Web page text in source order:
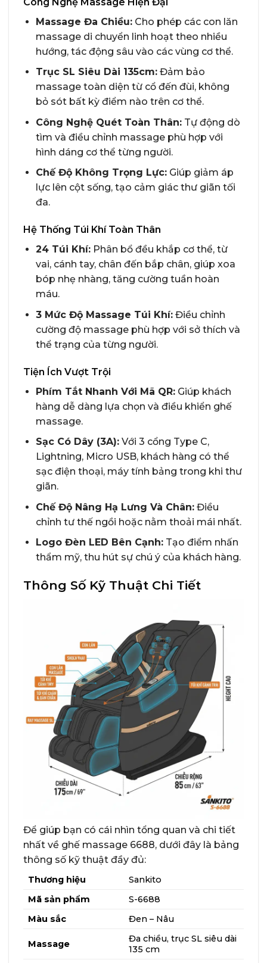
Massage Đa Chiều:Cho phép các con lăn
massage di chuyển linh hoạt theo nhiều
hướng, tác động sâu vào các vùng cơ thể.
Trục SL Siêu Dài 135cm:Đảm bảo
massage toàn diện từ cổ đến đùi, không
bỏ sót bất kỳ điểm nào trên cơ thể.
Công Nghệ Quét Toàn Thân:Tự động dò
tìm và điều chỉnh massage phù hợp với
hình dáng cơ thể từng người.
Chế Độ Không Trọng Lực:Giúp giảm áp
lực lên cột sống, tạo cảm giác thư giãn tối
đa.
Hệ Thống Túi Khí Toàn Thân
24 Túi Khí:Phân bổ đều khắp cơ thể, từ
vai, cánh tay, chân đến bắp chân, giúp xoa
bóp nhẹ nhàng, tăng cường tuần hoàn
máu.
3 Mức Độ Massage Túi Khí:Điều chỉnh
cường độ massage phù hợp với sở thích và
thể trạng của từng người.
Tiện Ích Vượt Trội
Phím Tắt Nhanh Với Mã QR:Giúp khách
hàng dễ dàng lựa chọn và điều khiển ghế
massage.
Sạc Có Dây (3A):Với 3 cổng Type C,
Lightning, Micro USB, khách hàng có thể
sạc điện thoại, máy tính bảng trong khi thư
giãn.
Chế Độ Nâng Hạ Lưng Và Chân:Điều
chỉnh tư thế ngồi hoặc nằm thoải mái nhất.
Logo Đèn LED Bên Cạnh:Tạo điểm nhấn
thẩm mỹ, thu hút sự chú ý của khách hàng.
Thông Số Kỹ Thuật Chi Tiết
Để giúp bạn có cái nhìn tổng quan và chi tiết
nhất về ghế massage 6688, dưới đây là bảng
thông số kỹ thuật đầy đủ:
Thương hiệu
Sankito
Mã sản phẩm
S-6688
Màu sắc
Đen – Nâu
Massage
Đa chiều, trục SL siêu dài
135 cm